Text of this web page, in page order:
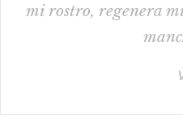
mi rostro, regenera